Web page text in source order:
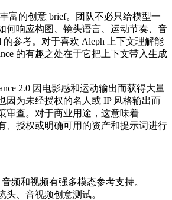
富的创意 brief。团队不必只给模型一
何响应构图、镜头语言、运动节奏、音
的参考。对于喜欢 Aleph 上下文理解能
的有趣之处在于它把上下文带入生成
2.0 因电影感和运动输出而获得大量
因为未经授权的名人或 IP 风格输出而
审查。对于商业用途，这意味着
、授权或明确可用的资产和提示词进行
频和视频有强多模态参考支持。
头、音视频创意测试。